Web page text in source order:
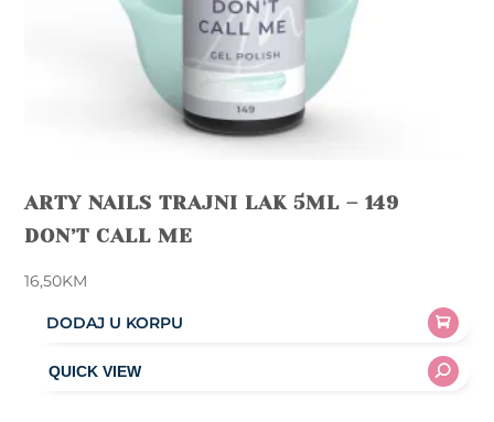
ARTY NAILS TRAJNI LAK 5ML – 149
DON’T CALL ME
16,50KM
DODAJ U KORPU